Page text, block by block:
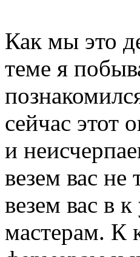
Как мы это
теме я
сейчас этот
и
везем вас
везем вас в
мастерам.